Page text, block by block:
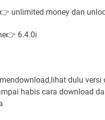
unlimited money dan
6.4.0i
dulu
habis cara download